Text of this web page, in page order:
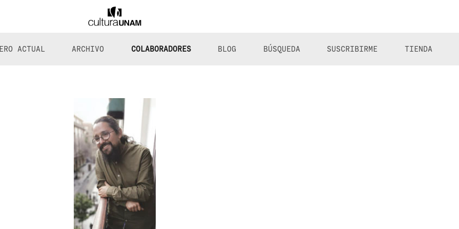
ACTUAL ARCHIVO COLABORADORES BLOG BÚSQUEDA SUSCRIBIRME TIENDA